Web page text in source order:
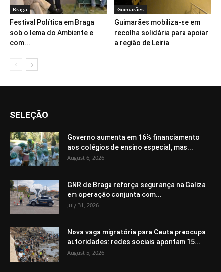
Braga
Festival Política em Braga
sob o lema do Ambiente e
com...
Guimarães
Guimarães mobiliza-se em
recolha solidária para apoiar
a região de Leiria
SELEÇÃO
Governo aumenta em 16% financiamento
aos colégios de ensino especial, mas...
August 6, 2026
GNR de Braga reforça segurança na Galiza
em operação conjunta com...
July 31, 2026
Nova vaga migratória para Ceuta preocupa
autoridades: redes sociais apontam 15...
August 5, 2026